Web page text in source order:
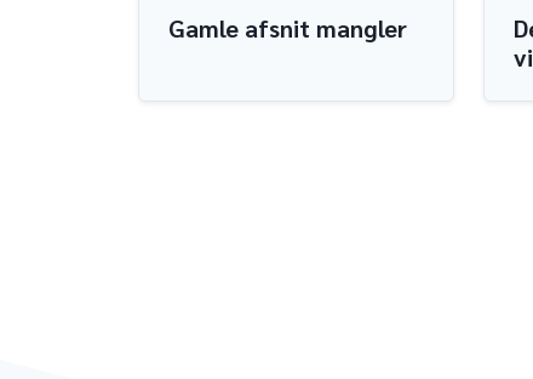
Gamle afsnit mangler